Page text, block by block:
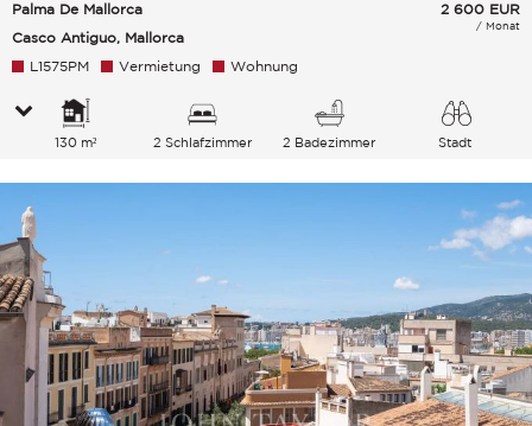
Palma De Mallorca
Casco Antiguo, Mallorca
2 600 EUR
/ Monat
L1575PM Vermietung Wohnung
130 m² 2 Schlafzimmer 2 Badezimmer Stadt